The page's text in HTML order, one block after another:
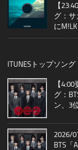
【
グ：
に
ITUNESトップソング
【
グ：
ン、3
2026/
BTS「